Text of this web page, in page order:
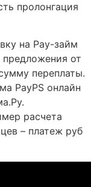
пролонгация
на Pay-займ
от
переплаты.
PayPS онлайн
расчета
– платеж руб